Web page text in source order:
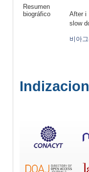
Resumen
biográfico
After i
slow
비아